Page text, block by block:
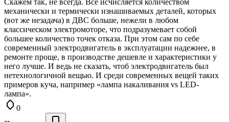
Скажем так, не всегда. Все исчисляется количеством
механически и термически изнашиваемых деталей, которых
(вот же незадача) в ДВС больше, нежели в любом
классическом электромоторе, что подразумевает собой
большее количество точек отказа. При этом сам по себе
современный электродвигатель в эксплуатации надежнее, в
ремонте проще, в производстве дешевле и характеристики у
него лучше. И ведь не сказать, чтоб электродвигатель был
нетехнологичной вещью. И среди современных вещей таких
примеров куча, например «лампа накаливания vs LED-
лампа».
0